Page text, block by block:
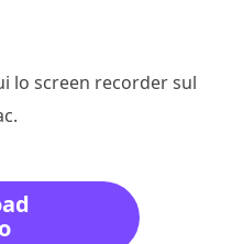
lo screen recorder sul